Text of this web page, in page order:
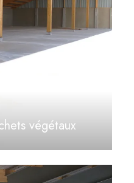
végétaux